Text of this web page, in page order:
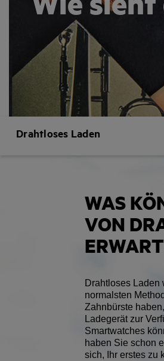
Drahtloses Laden
WAS
VON
Drahtloses Laden
normalsten
Zahnbürste
Ladegerät zur
Smartwatches
haben Sie schon
sich, Ihr erstes zu